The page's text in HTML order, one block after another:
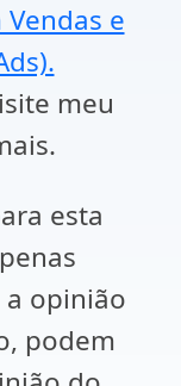
e
meu
esta
opinião
podem